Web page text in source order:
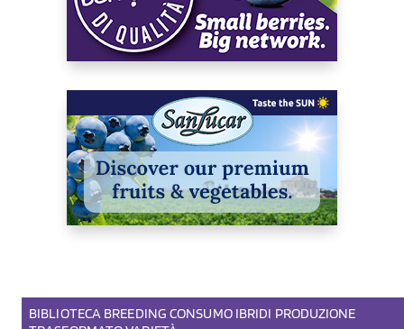
BIBLIOTECA BREEDING CONSUMO IBRIDI PRODUZIONE